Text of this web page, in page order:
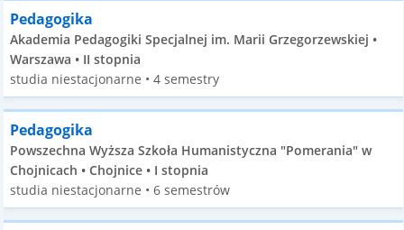
Pedagogika
Akademia Pedagogiki Specjalnej im. Marii Grzegorzewskiej •
Warszawa • II stopnia
studia niestacjonarne • 4 semestry
Pedagogika
Powszechna Wyższa Szkoła Humanistyczna "Pomerania" w
Chojnicach • Chojnice • I stopnia
studia niestacjonarne • 6 semestrów